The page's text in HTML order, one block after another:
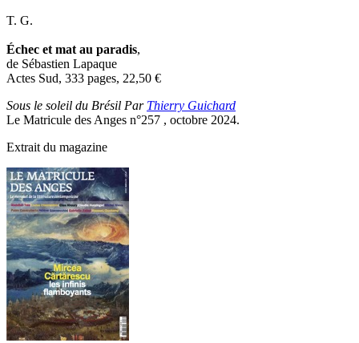
T. G.
Échec et mat au paradis,
de Sébastien Lapaque
Actes Sud, 333 pages, 22,50 €
Sous le soleil du Brésil Par Thierry Guichard
Le Matricule des Anges n°257 , octobre 2024.
Extrait du magazine